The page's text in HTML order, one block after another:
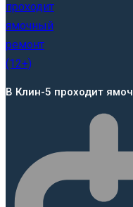
В Клин-5 проходит